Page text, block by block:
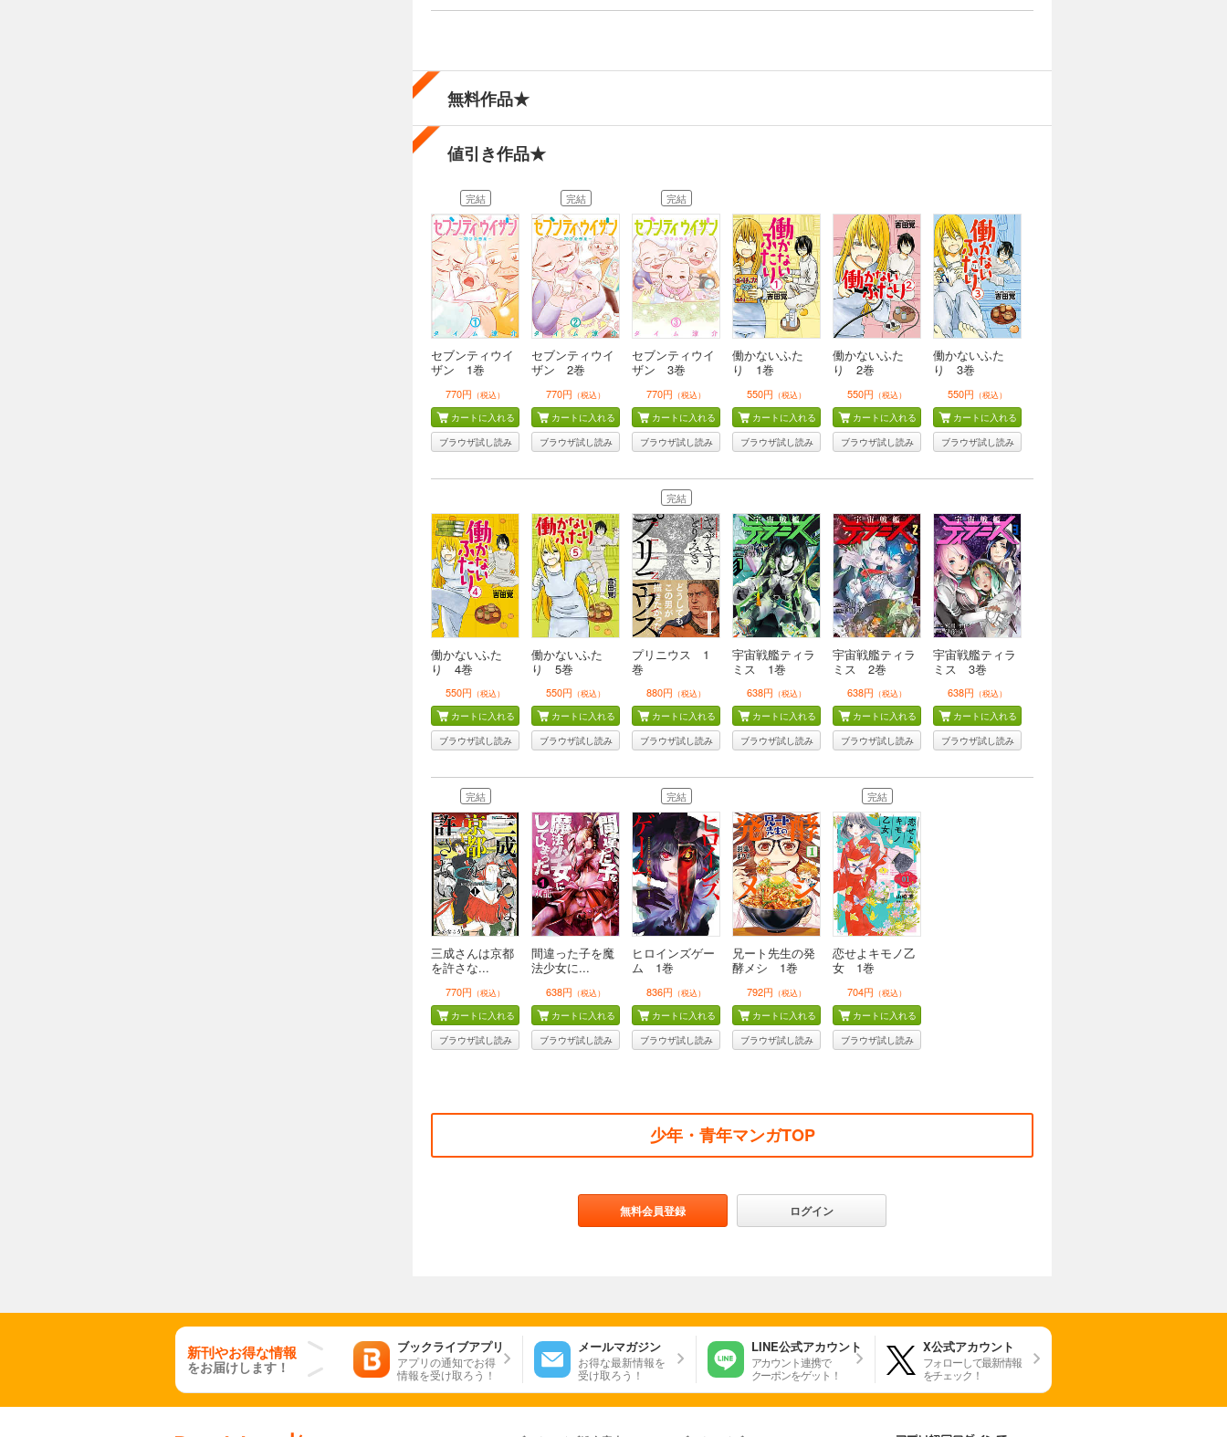
無料作品★
値引き作品★
完結
セブンティウイ
ザン 1巻
770円 （税込）
カートに入れる
ブラウザ試し読み
完結
セブンティウイ
ザン 2巻
770円 （税込）
カートに入れる
ブラウザ試し読み
完結
セブンティウイ
ザン 3巻
770円 （税込）
カートに入れる
ブラウザ試し読み
働かないふた
り 1巻
550円 （税込）
カートに入れる
ブラウザ試し読み
働かないふた
り 2巻
550円 （税込）
カートに入れる
ブラウザ試し読み
働かないふた
り 3巻
550円 （税込）
カートに入れる
ブラウザ試し読み
働かないふた
り 4巻
550円 （税込）
カートに入れる
ブラウザ試し読み
働かないふた
り 5巻
550円 （税込）
カートに入れる
ブラウザ試し読み
完結
プリニウス 1
巻
880円 （税込）
カートに入れる
ブラウザ試し読み
宇宙戦艦ティラ
ミス 1巻
638円 （税込）
カートに入れる
ブラウザ試し読み
宇宙戦艦ティラ
ミス 2巻
638円 （税込）
カートに入れる
ブラウザ試し読み
宇宙戦艦ティラ
ミス 3巻
638円 （税込）
カートに入れる
ブラウザ試し読み
完結
三成さんは京都
を許さな...
770円 （税込）
カートに入れる
ブラウザ試し読み
間違った子を魔
法少女に...
638円 （税込）
カートに入れる
ブラウザ試し読み
完結
ヒロインズゲー
ム 1巻
836円 （税込）
カートに入れる
ブラウザ試し読み
兄ート先生の発
酵メシ 1巻
792円 （税込）
カートに入れる
ブラウザ試し読み
完結
恋せよキモノ乙
女 1巻
704円 （税込）
カートに入れる
ブラウザ試し読み
少年・青年マンガTOP
無料会員登録 ログイン
新刊やお得な情報
をお届けします！
ブックライブアプリ
アプリの通知でお得
情報を受け取ろう！
メールマガジン
お得な最新情報を
受け取ろう！
LINE公式アカウント
アカウント連携で
クーポンをゲット！
X公式アカウント
フォローして最新情報
をチェック！